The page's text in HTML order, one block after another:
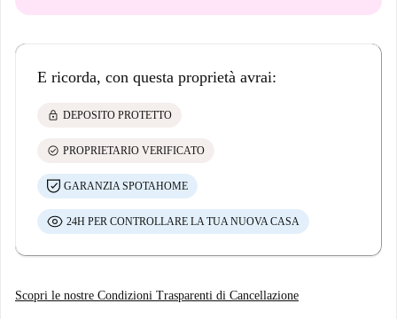
E ricorda, con questa proprietà avrai:
lock DEPOSITO PROTETTO
check_circle PROPRIETARIO VERIFICATO
GARANZIA SPOTAHOME
24H PER CONTROLLARE LA TUA NUOVA CASA
Scopri le nostre Condizioni Trasparenti di Cancellazione